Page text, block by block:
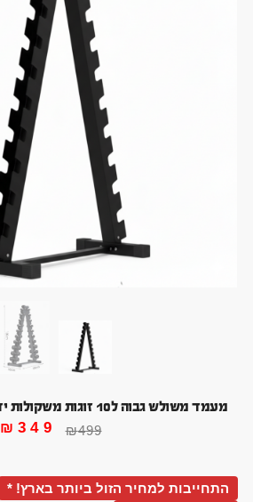
מעמד משולש גבוה ל10 זוגות משקולות יד שחור. סטנד דמבלס
₪499
₪ 349
התחייבות למחיר הזול ביותר בארץ! *